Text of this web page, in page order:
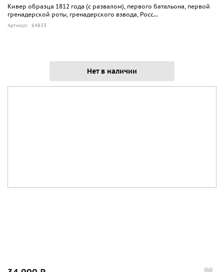
Кивер образца 1812 года (с развалом), первого батальона, первой
гренадерской роты, гренадерского взвода, Росс...
Артикул: 64833
Нет в наличии